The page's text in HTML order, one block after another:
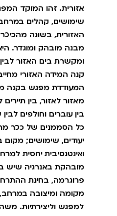
אזורית. זהו המוקד
שימושים, קהלים
האזורית, בשונה מהכיכר
מבנה מובהק ומוגדר.
ומקשרת בים האזור
קנה המידה האזורי
המעודדת מפגש בקנה
מאזור לאזור, בין
בין עוברים וחולפים
כל הסממנים של ככר
יעודים, שימושים; מקום
ואינטנסיבית יחסית
מובהקת באנרגיה שיש
פרוגרמה, בחינת
מקומה ומיצובה במרחב,
למפגש וליצירתיות.